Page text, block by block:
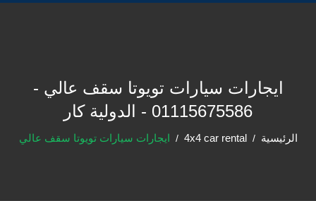
ايجارات سيارات تويوتا سقف عالي -
01115675586 - الدولية كار
الرئيسية 4x4 car rental ايجارات سيارات تويوتا سقف عالي